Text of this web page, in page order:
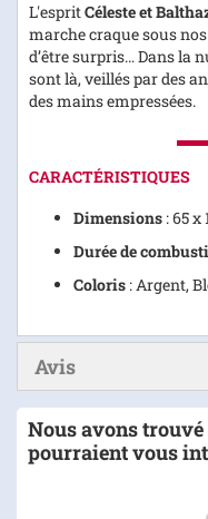
L'espritCéleste et
marche craque sous
d’être surpris… Dans la
sont là, veillés par des
des mains empressées.
CARACTÉRISTIQUES
Dimensions : 65 x
Durée de
Coloris : Argent,
Avis
Nous avons
pourraient vous